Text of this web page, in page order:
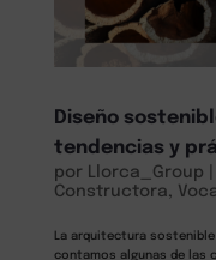
Diseño
tendencias y
por Llorca_Group
Constructora,
La arquitectura
contamos algunas de las